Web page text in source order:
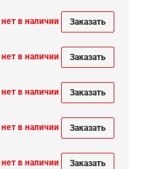
нет в наличии Заказать
нет в наличии Заказать
нет в наличии Заказать
нет в наличии Заказать
нет в наличии Заказать